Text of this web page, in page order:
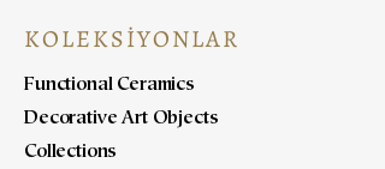
KOLEKSİYONLAR
Functional Ceramics
Decorative Art Objects
Collections